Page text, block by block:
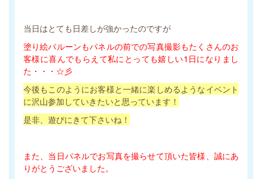
当日はとても日差しが強かったのですが
塗り絵バルーンもパネルの前での写真撮影もたくさんのお
客様に喜んでもらえて私にとっても嬉しい1日になりまし
た・・・☆彡
今後もこのようにお客様と一緒に楽しめるようなイベント
に沢山参加していきたいと思っています！
是非、遊びにきて下さいね！
また、当日パネルでお写真を撮らせて頂いた皆様、誠にあ
りがとうございました。